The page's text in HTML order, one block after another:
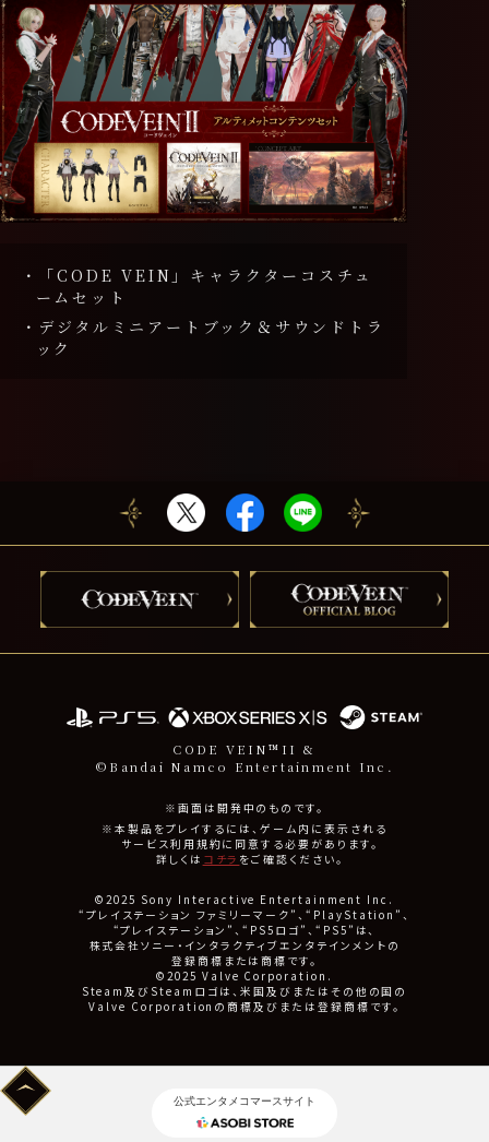
・「CODE VEIN」キャラクターコスチュ
ームセット
・デジタルミニアートブック＆サウンドトラ
ック
CODE VEIN™II &
©Bandai Namco Entertainment Inc.
※画面は開発中のものです。
※本製品をプレイするには、ゲーム内に表示される
サービス利用規約に同意する必要があります。
詳しくは コチラ をご確認ください。
©2025 Sony Interactive Entertainment Inc.
“プレイステーション ファミリーマーク”、“PlayStation”、
“プレイステーション”、“PS5ロゴ”、“PS5”は、
株式会社ソニー・インタラクティブエンタテインメントの
登録商標または商標です。
©2025 Valve Corporation.
Steam及びSteamロゴは、米国及びまたはその他の国の
Valve Corporationの商標及びまたは登録商標です。
公式エンタメコマースサイト